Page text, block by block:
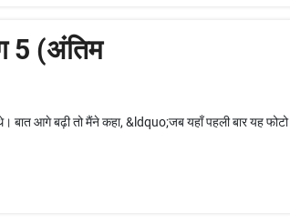
5 (अंतिम
बात आगे बढ़ी तो मैंने कहा, &ldquo;जब यहाँ पहली बार यह फोटो